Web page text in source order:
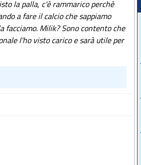
la palla, c'è rammarico perchè
a fare il calcio che sappiamo
facciamo. Milik? Sono contento che
l'ho visto carico e sarà utile per